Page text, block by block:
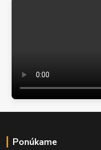
Ponúkame